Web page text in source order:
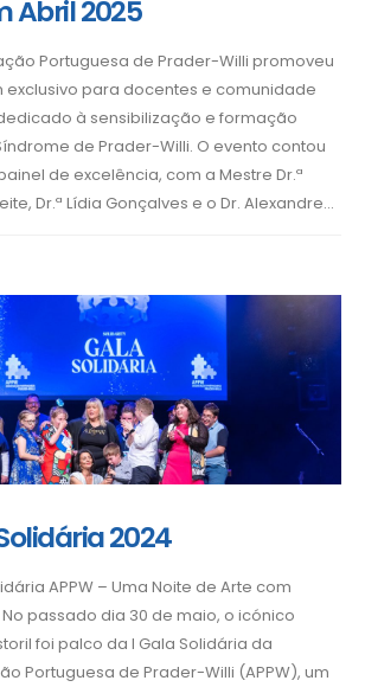
Abril 2025
Portuguesa de Prader-Willi promoveu
exclusivo para docentes e comunidade
à sensibilização e formação
de Prader-Willi. O evento contou
de excelência, com a Mestre Dr.ª
Dr.ª Lídia Gonçalves e o Dr. Alexandre...
2024
APPW – Uma Noite de Arte com
passado dia 30 de maio, o icónico
foi palco da I Gala Solidária da
Portuguesa de Prader-Willi (APPW), um